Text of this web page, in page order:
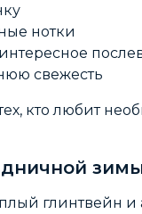
нотки
свежесть
кто любит
глинтвейн